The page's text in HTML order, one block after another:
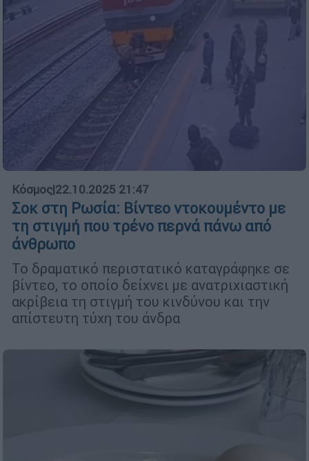
Κόσμος|22.10.2025 21:47
Σοκ στη Ρωσία: Βίντεο ντοκουμέντο με
τη στιγμή που τρένο περνά πάνω από
άνθρωπο
Το δραματικό περιστατικό καταγράφηκε σε
βίντεο, το οποίο δείχνει με ανατριχιαστική
ακρίβεια τη στιγμή του κινδύνου και την
απίστευτη τύχη του άνδρα